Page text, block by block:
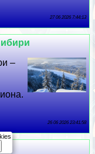
27 06 2026 7:44:13
–
26 06 2026 23:41:58